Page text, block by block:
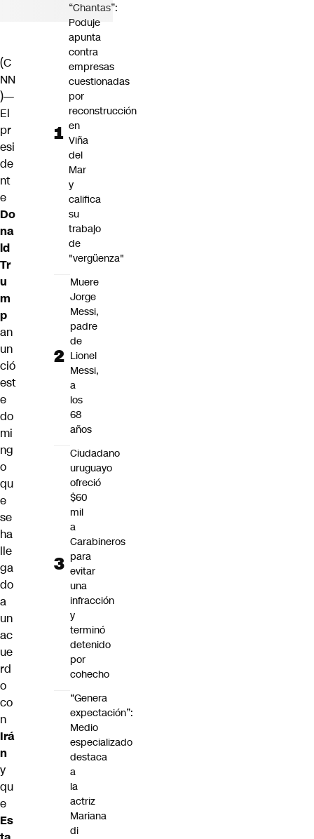
(C
NN
)—
El
pr
esi
de
nt
e
Do
na
ld
Tr
u
m
p
an
un
ció
est
e
do
mi
ng
o
qu
e
se
ha
lle
ga
do
a
un
ac
ue
rd
o
co
n
Irá
n
y
qu
e
Es
“Chantas”:
Poduje
apunta
contra
empresas
cuestionadas
por
reconstrucción
en
Viña
del
Mar
y
califica
su
trabajo
de
"vergüenza"
Muere
Jorge
Messi,
padre
de
Lionel
Messi,
a
los
68
años
Ciudadano
uruguayo
ofreció
$60
mil
a
Carabineros
para
evitar
una
infracción
y
terminó
detenido
por
cohecho
“Genera
expectación”:
Medio
especializado
destaca
a
la
actriz
Mariana
di